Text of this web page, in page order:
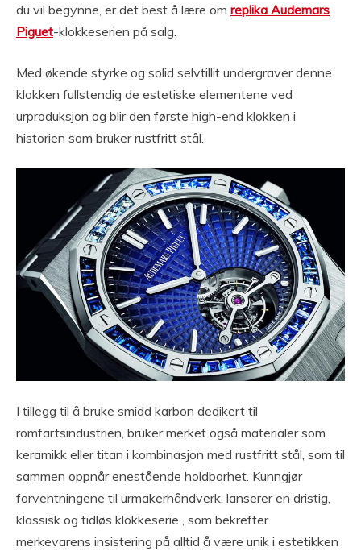
du vil begynne, er det best å lære om replika Audemars
Piguet-klokkeserien på salg.
Med økende styrke og solid selvtillit undergraver denne
klokken fullstendig de estetiske elementene ved
urproduksjon og blir den første high-end klokken i
historien som bruker rustfritt stål.
I tillegg til å bruke smidd karbon dedikert til
romfartsindustrien, bruker merket også materialer som
keramikk eller titan i kombinasjon med rustfritt stål, som til
sammen oppnår enestående holdbarhet. Kunngjør
forventningene til urmakerhåndverk, lanserer en dristig,
klassisk og tidløs klokkeserie , som bekrefter
merkevarens insistering på alltid å være unik i estetikken